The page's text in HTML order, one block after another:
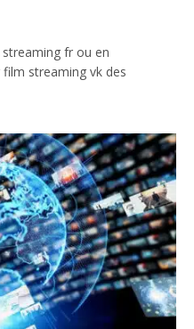
streaming fr ou en
streaming vk des